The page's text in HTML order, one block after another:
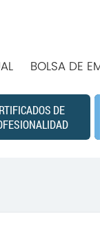
BOLSA DE
DE